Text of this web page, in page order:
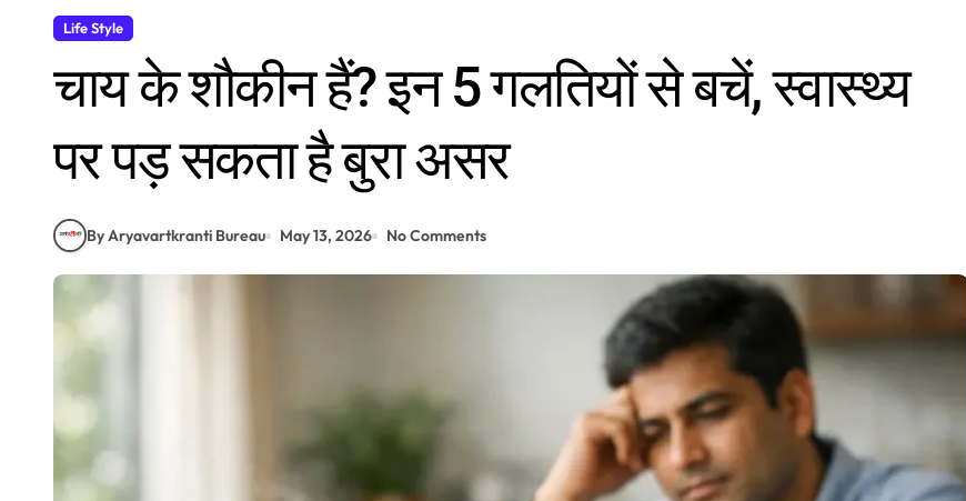
Life Style
चाय के शौकीन हैं? इन 5 गलतियों से बचें, स्वास्थ्य
पर पड़ सकता है बुरा असर
By Aryavartkranti Bureau May 13, 2026 No Comments